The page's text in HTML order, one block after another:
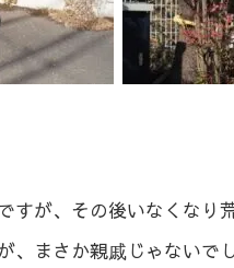
が、その後いなくなり
、まさか親戚じゃないで